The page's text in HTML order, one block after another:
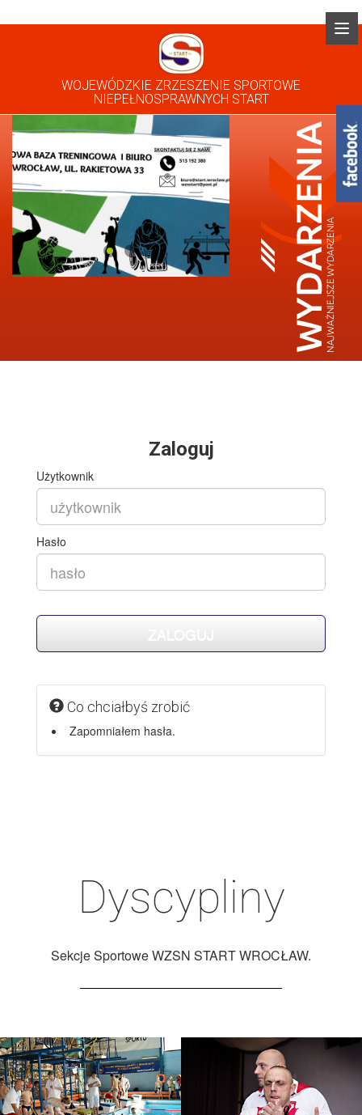
WOJEWÓDZKIE ZRZESZENIE SPORTOWE
NIEPEŁNOSPRAWNYCH START
Zaloguj
Użytkownik
Hasło
Co chciałbyś zrobić
Zapomniałem hasła.
Dyscypliny
Sekcje Sportowe WZSN START WROCŁAW.